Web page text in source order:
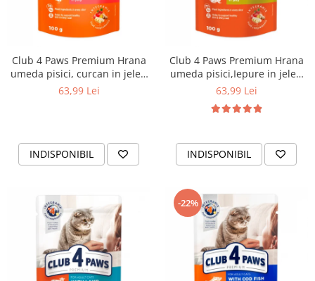
Club 4 Paws Premium Hrana
umeda pisici, curcan in jeleu
set 24*100g
63,99 Lei
INDISPONIBIL
Club 4 Paws Premium Hrana
umeda pisici,Iepure in jeleu
set 24*100g
63,99 Lei
INDISPONIBIL
-22%